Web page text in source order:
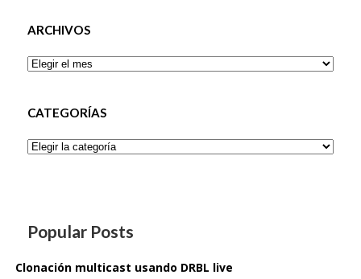
ARCHIVOS
Archivos
CATEGORÍAS
Categorías
Popular Posts
Clonación multicast usando DRBL live